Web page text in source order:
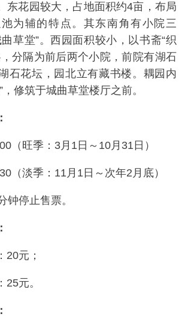
东花园较大，占地面积约4亩，布局
为辅的特点。其东南角有小院三
草堂”。西园面积较小，以书斋“织
分隔为前后两个小院，前院有湖石
石花坛，园北立有藏书楼。耦园内
，修筑于城曲草堂楼厅之前。
（旺季：3月1日～10月31日）
（淡季：11月1日～次年2月底）
钟停止售票。
20元；
25元。